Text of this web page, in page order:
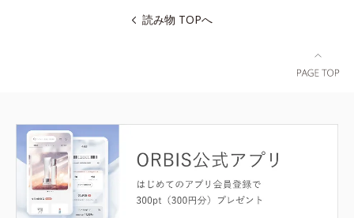
読み物 TOPへ